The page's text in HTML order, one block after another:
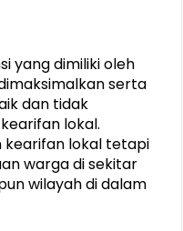
yang dimiliki oleh
serta
dan tidak
lokal.
kearifan lokal tetapi
warga di sekitar
wilayah di dalam